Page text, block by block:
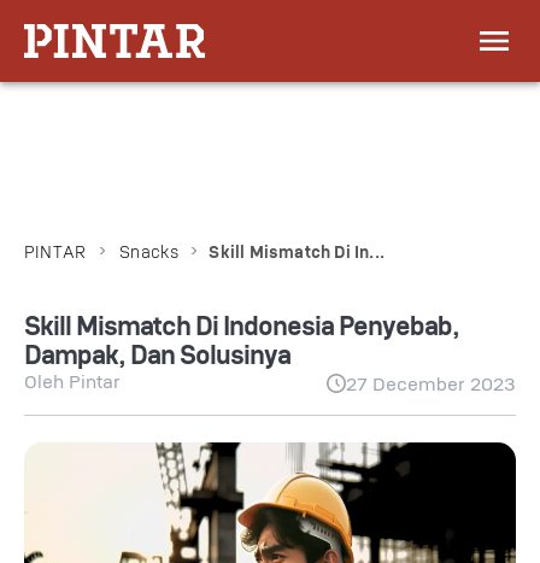
PINTAR Snacks Skill Mismatch Di In...
Skill Mismatch Di Indonesia Penyebab,
Dampak, Dan Solusinya
Oleh Pintar 27 December 2023